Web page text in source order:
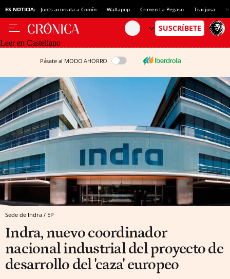
ES NOTICIA: Junts acorrala a Comín Wallapop Crimen La Pegaso Tracjusa
Leer en Castellano
Pásate al MODO AHORRO
Sede de Indra / EP
Indra, nuevo coordinador
nacional industrial del proyecto de
desarrollo del 'caza' europeo